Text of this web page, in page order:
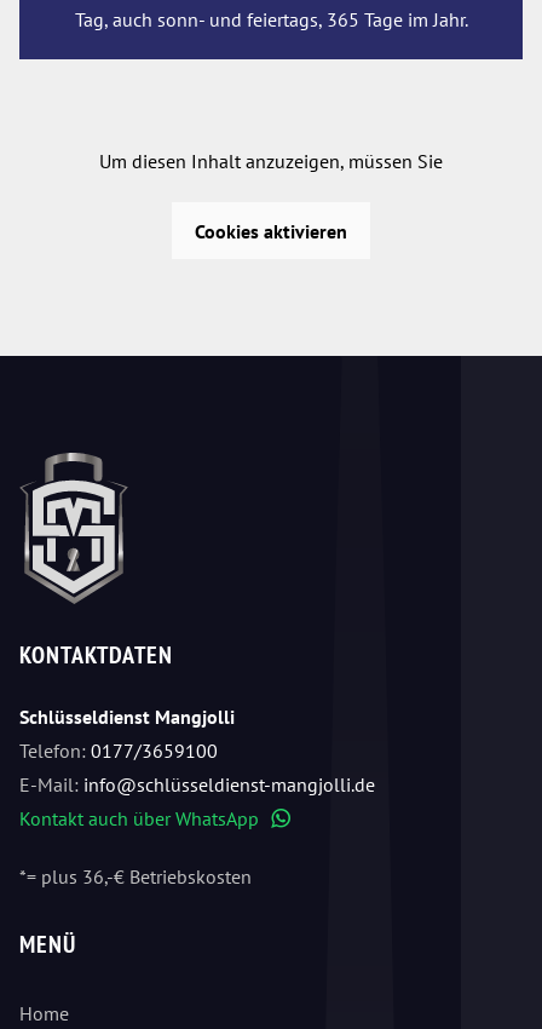
Tag, auch sonn- und feiertags, 365 Tage im Jahr.
Um diesen Inhalt anzuzeigen, müssen Sie
Cookies aktivieren
KONTAKTDATEN
Schlüsseldienst Mangjolli
Telefon: 0177/3659100
E-Mail: info@schlüsseldienst-mangjolli.de
Kontakt auch über WhatsApp
*= plus 36,-€ Betriebskosten
MENÜ
Home